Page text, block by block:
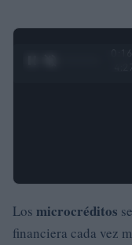
Los microcréditos
financiera cada vez